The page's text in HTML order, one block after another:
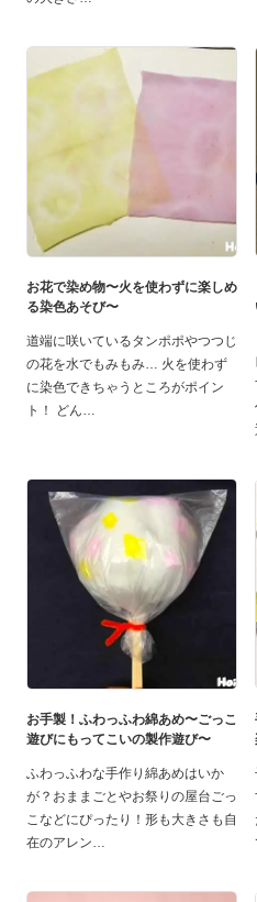
お花で染め物〜火を使わずに楽しめ
る染色あそび〜
道端に咲いているタンポポやつつじ
の花を水でもみもみ… 火を使わず
に染色できちゃうところがポイン
ト！ どん
お手製！ふわっふわ綿あめ〜ごっこ
遊びにもってこいの製作遊び〜
ふわっふわな手作り綿あめはいか
が？おままごとやお祭りの屋台ごっ
こなどにぴったり！形も大きさも自
在のアレン